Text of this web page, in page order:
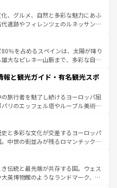
、グルメ、自然と多彩な魅力にあふ
代遺跡やフィレンツェのルネッサンス
しい田園風景やアマルフィ海岸の絶
逃せない。観光の合間には、本場の
品のイタリア料理を堪能することも
で、忘れられない旅をしてみよう！
情報は
％を占めるスペインは、太陽が降り
大なピレネー山脈まで、多彩な自然
は、情熱的なフラメンコ、熱気あふ
しいタパスが生活の一部となってい
洗練された雰囲気や、バルセロナの
ら、地方では古代ローマ遺跡や中世
土や気候が異なるスペインはその個
性で訪れる人を魅了する。 なお、新着のスペイン情報は コ
してほしい。
報と観光ガイド・有名観光スポ
旅行者を魅了し続けるヨーロッパ屈
リのエッフェル塔やルーブル美術館
っている。華麗な宮殿、歴史的な大
そして豊かな自然が、訪れる者を心
フランスは美食の国としても知ら
祥地であるランス、プロヴァンスの
など、多彩な楽しみ方が可能だ。さ
にも魅力が溢れており、どの街角に
と多彩な文化が交差するヨーロッパ
中世の街並みが残るロマンチック街
こを歩いても飽きることがない。ベ
バイエルン州のアルプスの絶景、そ
イン畑といった風景は必見。ビール
伝統と最先端が共存する国。ウェス
英博物館のようなランドマーク、歴